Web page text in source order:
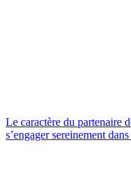
Le caractère du partenaire
s’engager sereinement